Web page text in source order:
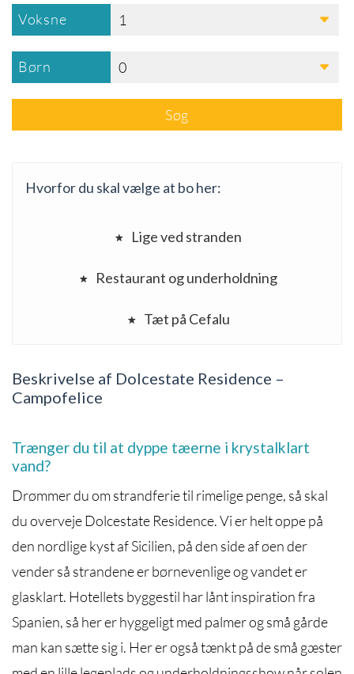
Voksne 1
Børn 0
Søg
Hvorfor du skal vælge at bo her:
Lige ved stranden
Restaurant og underholdning
Tæt på Cefalu
Beskrivelse af Dolcestate Residence –
Campofelice
Trænger du til at dyppe tæerne i krystalklart
vand?
Drømmer du om strandferie til rimelige penge, så skal
du overveje Dolcestate Residence. Vi er helt oppe på
den nordlige kyst af Sicilien, på den side af øen der
vender så strandene er børnevenlige og vandet er
glasklart. Hotellets byggestil har lånt inspiration fra
Spanien, så her er hyggeligt med palmer og små gårde
man kan sætte sig i. Her er også tænkt på de små gæster